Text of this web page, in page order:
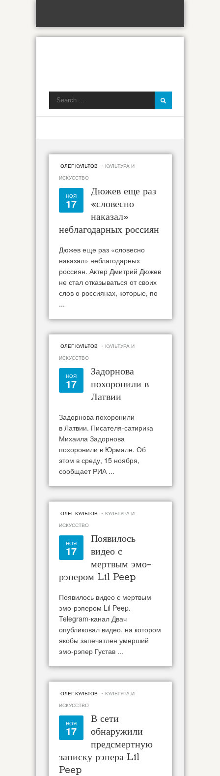
ОЛЕГ КУЛЬТОВ · КУЛЬТУРА И
ИСКУССТВО
НОЯ
17
Дюжев еще раз
«словесно
наказал»
неблагодарных россиян
Дюжев еще раз «словесно
наказал» неблагодарных
россиян. Актер Дмитрий Дюжев
не стал отказываться от своих
слов о россиянах, которые, по
...
ОЛЕГ КУЛЬТОВ · КУЛЬТУРА И
ИСКУССТВО
НОЯ
17
Задорнова
похоронили в
Латвии
Задорнова похоронили
в Латвии. Писателя-сатирика
Михаила Задорнова
похоронили в Юрмале. Об
этом в среду, 15 ноября,
сообщает РИА ...
ОЛЕГ КУЛЬТОВ · КУЛЬТУРА И
ИСКУССТВО
НОЯ
17
Появилось
видео с
мертвым эмо-
рэпером Lil Peep
Появилось видео с мертвым
эмо-рэпером Lil Peep.
Telegram-канал Двач
опубликовал видео, на котором
якобы запечатлен умерший
эмо-рэпер Густав ...
ОЛЕГ КУЛЬТОВ · КУЛЬТУРА И
ИСКУССТВО
НОЯ
17
В сети
обнаружили
предсмертную
записку рэпера Lil
Peep